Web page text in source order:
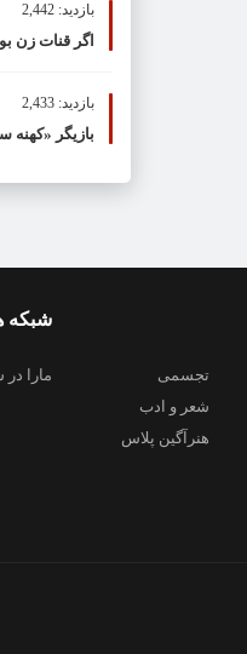
بازدید: 2,442
اگر قنات زن
بازدید: 2,433
بازیگر
شبکه
مارا
تجسمی
شعر و ادب
هنرآگین پلاس